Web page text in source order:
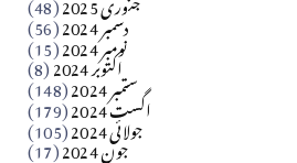
کی ضرورت ہے؟ از،،، ظہیرالدین
دسمبر 2024 (56) نومبر 2024 (15) اکتوبر 2024 (8) ستمبر 2024 (148) اگست 2024 (179) جولائی 2024 (105) جون 2024 (17)